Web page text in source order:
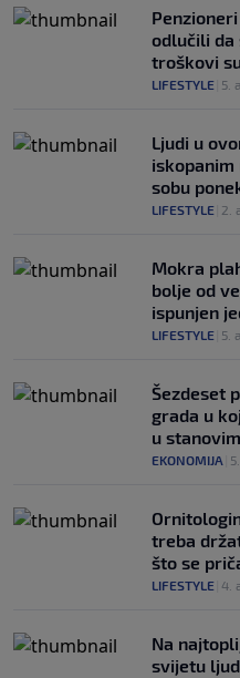
odlučili da
troškovi
LIFESTYLE 5.
Ljudi u
iskopanim
sobu
LIFESTYLE 2.
Mokra
bolje od
ispunjen
LIFESTYLE 5.
Šezdeset
grada u
u
EKONOMIJA
treba
što se
LIFESTYLE 4.
Na
svijetu